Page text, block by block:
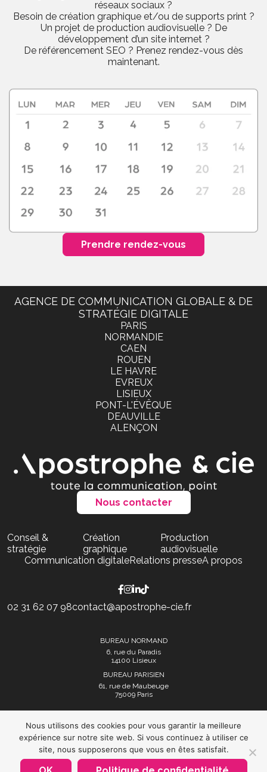
réseaux sociaux ?
Besoin de création graphique et/ou de supports print ?
Un projet de production audiovisuelle ? De
développement d’un site internet ?
De référencement SEO ? Prenez rendez-vous dès
maintenant.
Prendre rendez-vous
AGENCE DE COMMUNICATION GLOBALE & DE
STRATÉGIE DIGITALE
PARIS
NORMANDIE
CAEN
ROUEN
LE HAVRE
EVREUX
LISIEUX
PONT-L'ÉVÊQUE
DEAUVILLE
ALENÇON
Nous contacter
Conseil &
stratégie
Création
graphique
Production
audiovisuelle
Communication digitaleRelations presseA propos
02 31 62 07 98contact@apostrophe-cie.fr
BUREAU NORMAND
6, rue du Paradis
14100 Lisieux
BUREAU PARISIEN
61, rue de Maubeuge
75009 Paris
Mentions légales et politique de confidentialité
Nous utilisons des cookies pour vous garantir la meilleure
expérience sur notre site web. Si vous continuez à utiliser ce
site, nous supposerons que vous en êtes satisfait.